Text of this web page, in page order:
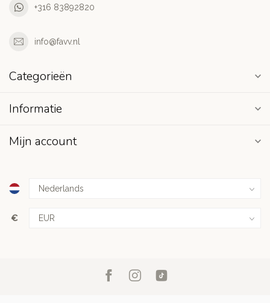
+316 83892820
info@favv.nl
Categorieën
Informatie
Mijn account
€